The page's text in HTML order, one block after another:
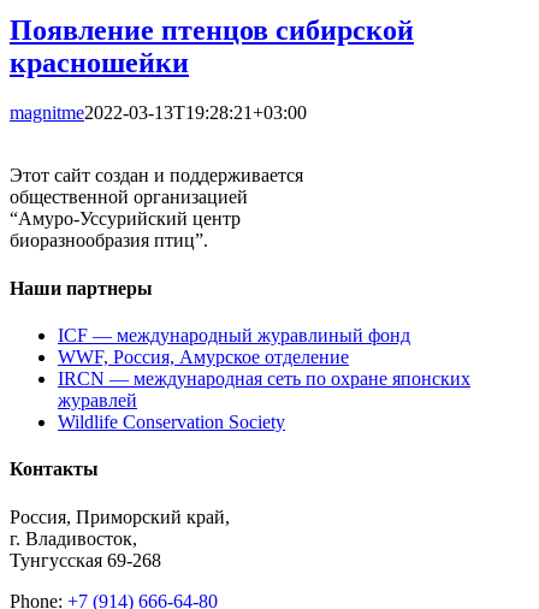
Появление птенцов сибирской
красношейки
magnitme2022-03-13T19:28:21+03:00
Этот сайт создан и поддерживается
общественной организацией
“Амуро-Уссурийский центр
биоразнообразия птиц”.
Наши партнеры
ICF — международный журавлиный фонд
WWF, Россия, Амурское отделение
IRCN — международная сеть по охране японских
журавлей
Wildlife Conservation Society
Контакты
Россия, Приморский край,
г. Владивосток,
Тунгусская 69-268
Phone: +7 (914) 666-64-80